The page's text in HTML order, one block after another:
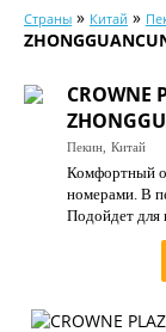
Календарь туров
Цены дня
Страны
Как купить
Страны » Китай »
CROWNE
Пекин, Китай
Комфортный
номерами. В
Подойдет для